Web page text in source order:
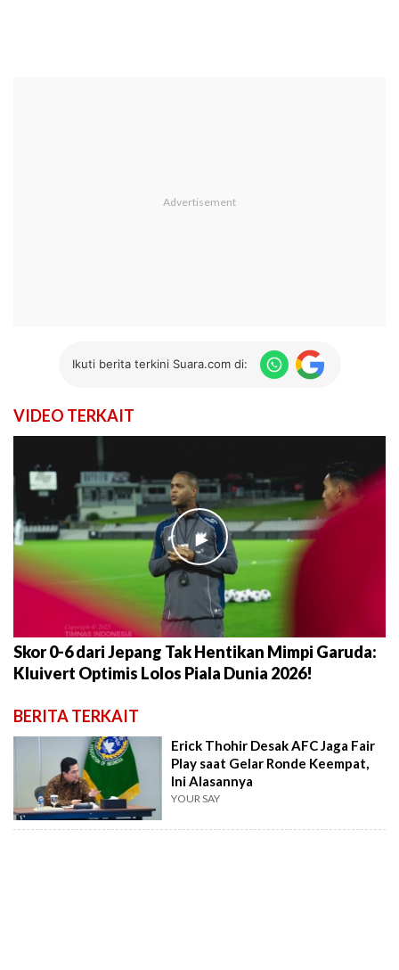
Ikuti berita terkini Suara.com di:
VIDEO TERKAIT
►
Skor 0-6 dari Jepang Tak Hentikan Mimpi Garuda:
Kluivert Optimis Lolos Piala Dunia 2026!
BERITA TERKAIT
Erick Thohir Desak AFC Jaga Fair
Play saat Gelar Ronde Keempat,
Ini Alasannya
YOUR SAY